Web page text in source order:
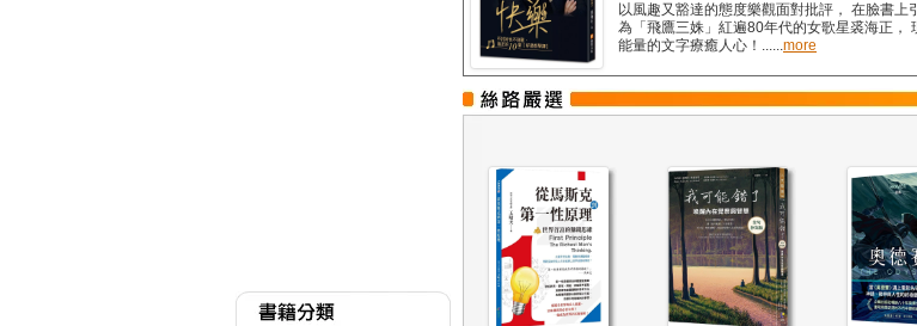
以風趣又豁達的態度樂觀面對批評， 在臉書
為「飛鷹三姝」紅遍80年代的女歌星裘海正，
能量的文字療癒人心！......more